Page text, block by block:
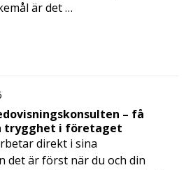
är det …
– få
trygghet i företaget
direkt i sina
det är först när du och din